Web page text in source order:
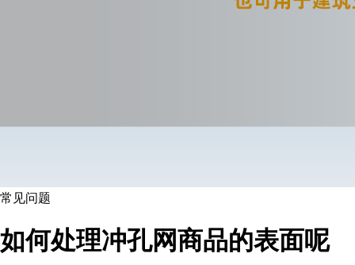
常见问题
如何处理冲孔网商品的表面呢